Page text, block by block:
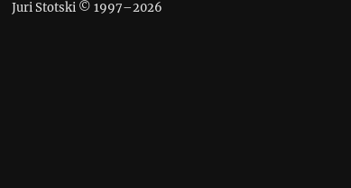
Juri Stotski © 1997–2026